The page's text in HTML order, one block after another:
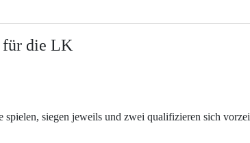
für die LK
siegen jeweils und zwei qualifizieren sich